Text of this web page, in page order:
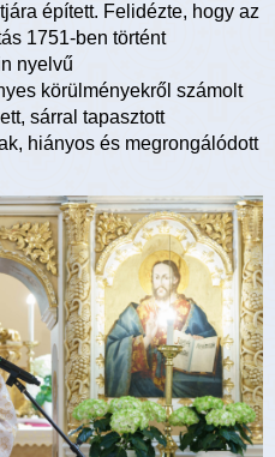
épített. Felidézte, hogy az
1751-ben történt
nyelvű
körülményekről számolt
sárral tapasztott
hiányos és megrongálódott